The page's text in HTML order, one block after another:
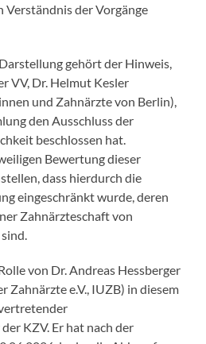
Verständnis der Vorgänge
gehört der Hinweis,
VV, Dr. Helmut Kesler
und Zahnärzte von Berlin),
den Ausschluss der
beschlossen hat.
Bewertung dieser
dass hierdurch die
eingeschränkt wurde, deren
Zahnärzteschaft von
von Dr. Andreas Hessberger
Zahnärzte e.V., IUZB) in diesem
KZV. Er hat nach der